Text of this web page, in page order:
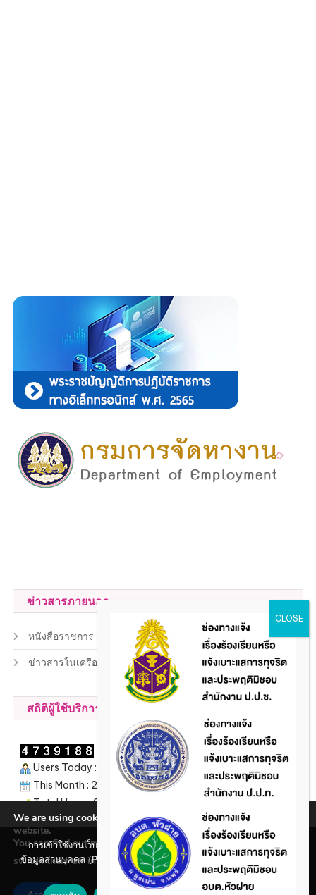
ข่าวสารภายนอก
หนังสือราชการ สถ.
ข่าวสารในเครือข่าย
สถิติผู้ใช้บริการ
Users Today : 74
This Month : 2254
Total Users : 206908
Views Today : 135
We are using cookies to give you the best experience on our
website.
You can find out more about which cookies we are using or
switch them off in
settings.
การเข้าใช้งานเว็บไซต์แห่งนี้ถือว่าท่านรับทราบใน นโยบายคุ้มครอง
ข้อมูลส่วนบุคคล (Privacy policy) และ นโยบายคุกกี้ (Cookie policy)
ที่ทางหน่วยงานได้จัดทำขึ้นแล้ว